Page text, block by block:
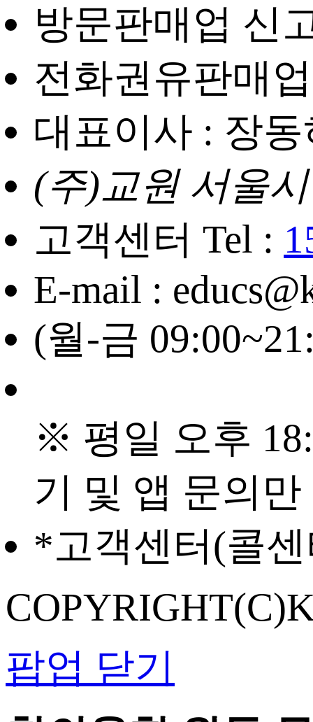
방문판매업 신
전화권유판매
대표이사 : 장동
(주)교원 서울
고객센터 Tel :
E-mail :
(월-금
※ 평일 오후
기 및 앱 문의
*고객센터(콜
팝업 닫기